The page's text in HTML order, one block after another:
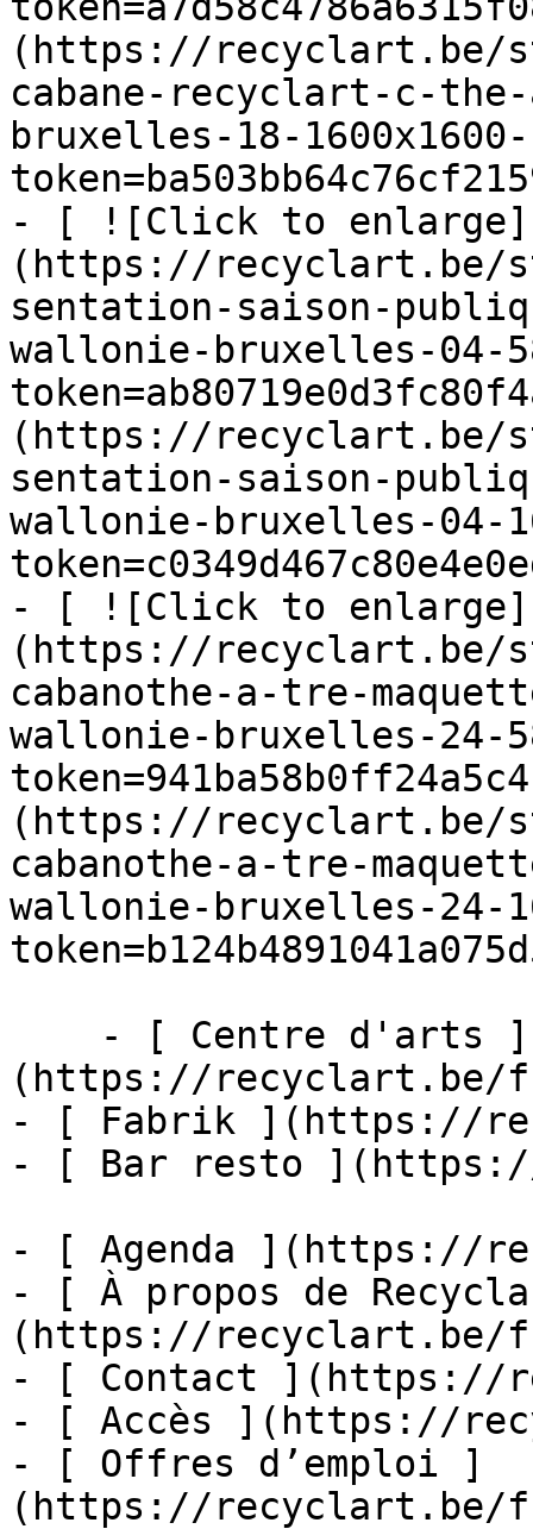
(https://recyclart.be/
cabane-recyclart-c-
bruxelles-18-
- [ ![Click to enlarge]
(https://recyclart.be/
sentation-saison-
wallonie-bruxelles-04-
(https://recyclart.be/
sentation-saison-
wallonie-bruxelles-04-
- [ ![Click to enlarge]
(https://recyclart.be/
cabanothe-a-tre-
wallonie-bruxelles-24-
(https://recyclart.be/
cabanothe-a-tre-
wallonie-bruxelles-24-
(https://recyclart.be/
- [ Fabrik ](https://
- [ Bar resto
- [ Agenda ](https://
- [ À propos de
(https://recyclart.be/
- [ Contact ](https://
- [ Accès ](https://
- [ Offres d’emploi ]
(https://recyclart.be/